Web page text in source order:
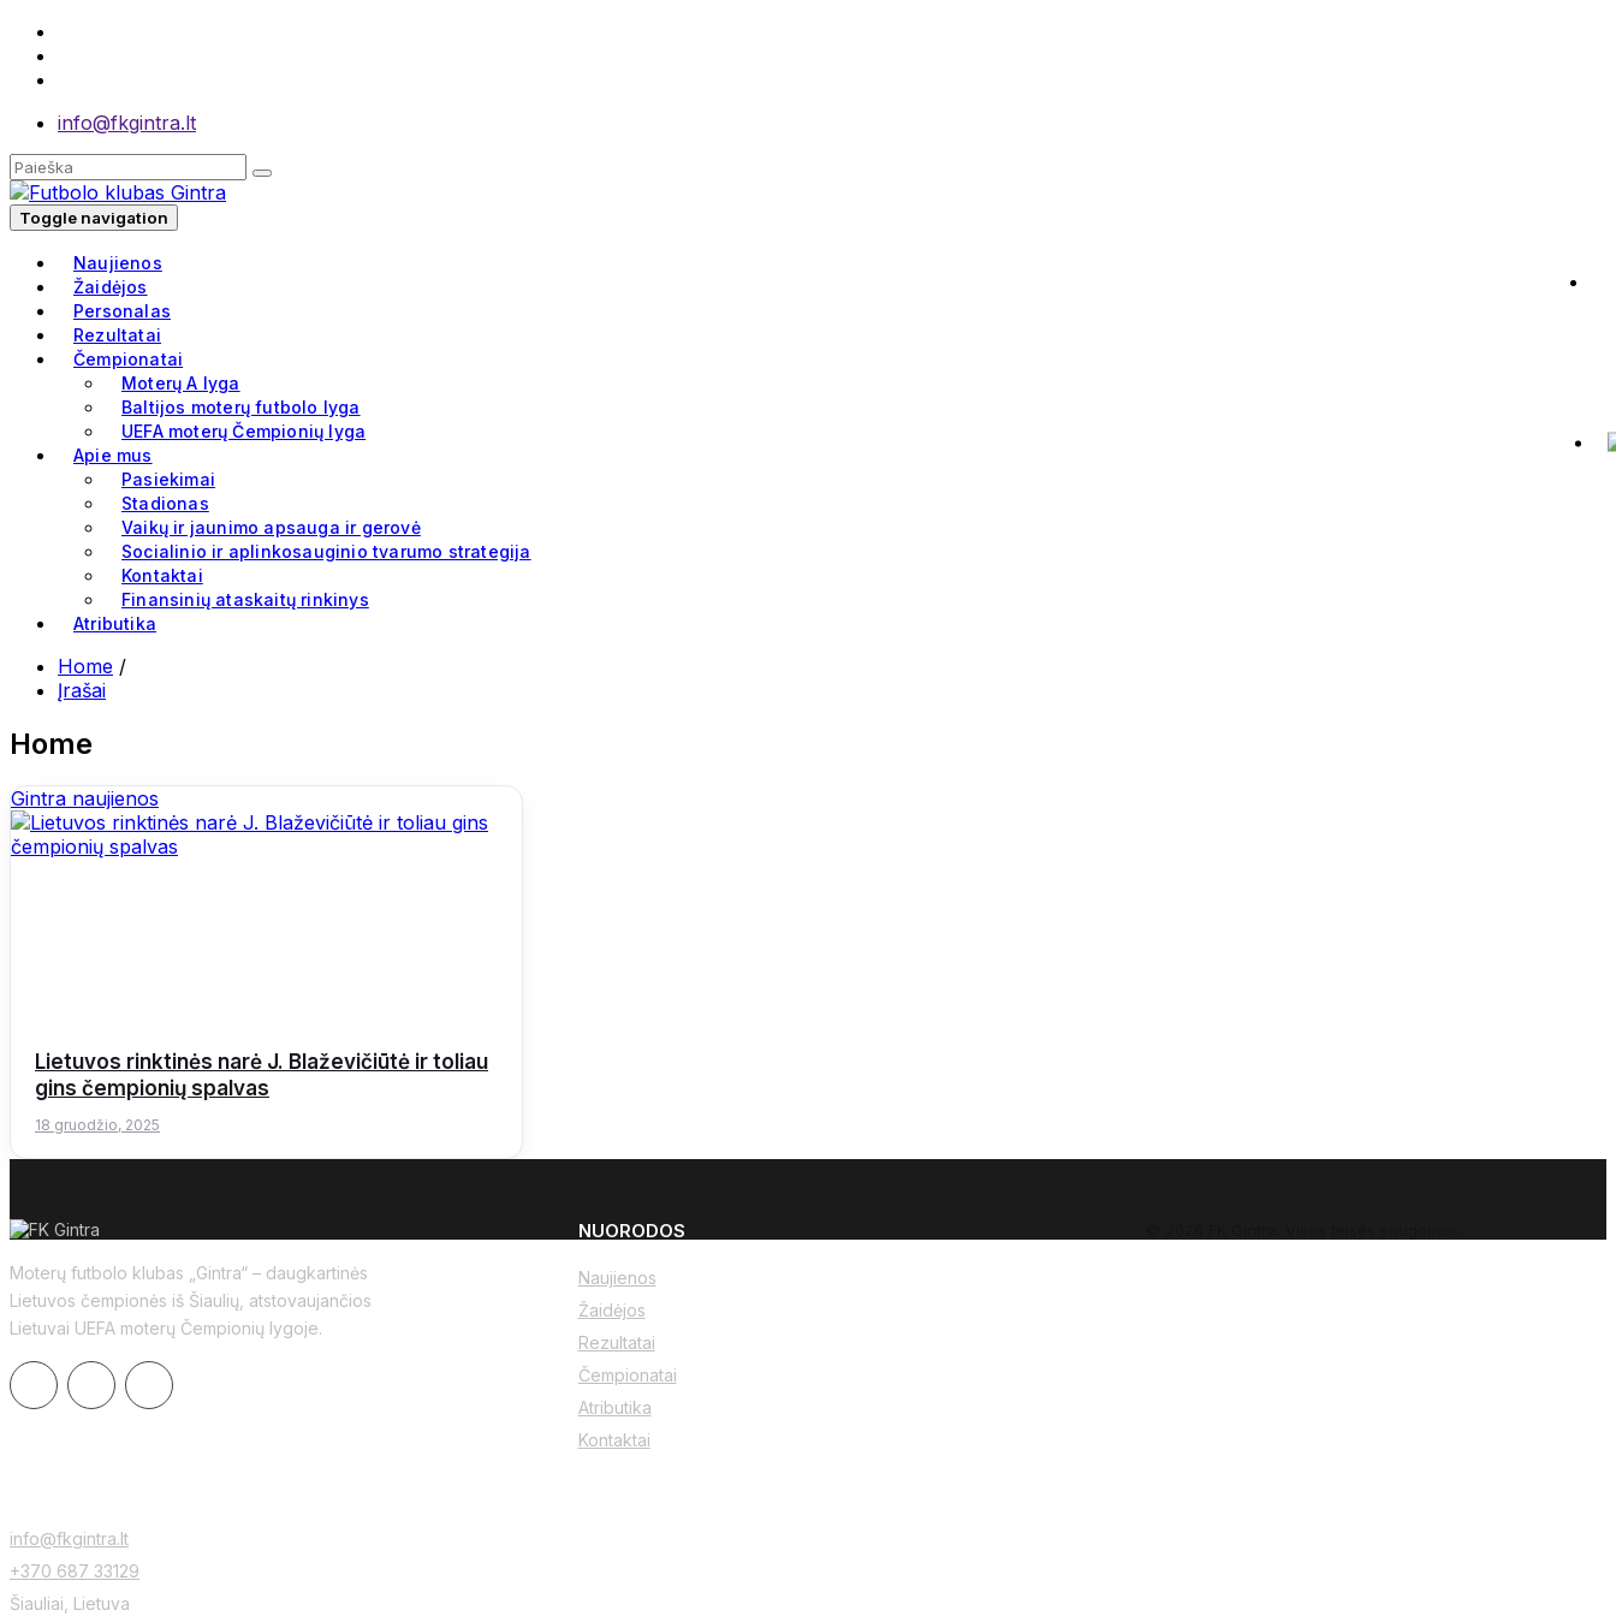
info@fkgintra.lt
Toggle navigation
Naujienos
Žaidėjos
Personalas
Rezultatai
Čempionatai
Moterų A lyga
Baltijos moterų futbolo lyga
UEFA moterų Čempionių lyga
Apie mus
Pasiekimai
Stadionas
Vaikų ir jaunimo apsauga ir gerovė
Socialinio ir aplinkosauginio tvarumo strategija
Kontaktai
Finansinių ataskaitų rinkinys
Atributika
Home /
Įrašai
Home
Gintra naujienos
Lietuvos rinktinės narė J. Blaževičiūtė ir toliau
gins čempionių spalvas
18 gruodžio, 2025
Moterų futbolo klubas „Gintra“ – daugkartinės
Lietuvos čempionės iš Šiaulių, atstovaujančios
Lietuvai UEFA moterų Čempionių lygoje.
NUORODOS
Naujienos
Žaidėjos
Rezultatai
Čempionatai
Atributika
Kontaktai
info@fkgintra.lt
+370 687 33129
Šiauliai, Lietuva